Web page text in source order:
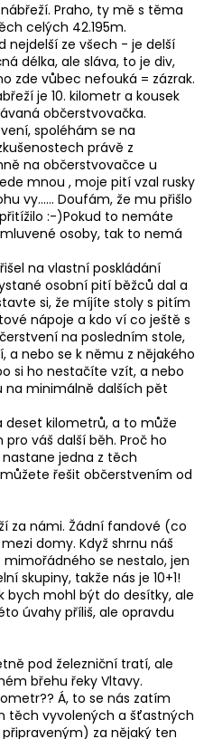
Praho, ty mě s těma
celých 42.195m.
nejdelší ze všech - je delší
délka, ale sláva, to je div,
zde vůbec nefouká = zázrak.
je 10. kilometr a kousek
občerstvovačka.
spoléhám se na
právě z
na občerstvovačce u
mnou , moje pití vzal rusky
vy...... Doufám, že mu přišlo
:-)Pokud to nemáte
osoby, tak to nemá
na vlastní poskládání
osobní pití běžců dal a
si, že míjíte stoly s pitím
nápoje a kdo ví co ještě s
na posledním stole,
a nebo se k němu z nějakého
si ho nestačíte vzít, a nebo
na minimálně dalších pět
deset kilometrů, a to může
váš další běh. Proč ho
jedna z těch
řešit občerstvením od
za námi. Žádní fandové (co
domy. Když shrnu náš
se nestalo, jen
skupiny, takže nás je 10+1!
bych mohl být do desítky, ale
úvahy příliš, ale opravdu
pod železniční tratí, ale
břehu řeky Vltavy.
Á, to se nás zatím
těch vyvolených a šťastných
za nějaký ten